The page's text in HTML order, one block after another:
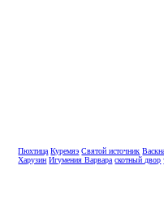
Пюхтица Куремяэ Святой источник
Харузин Игумения Варвара скотный двор